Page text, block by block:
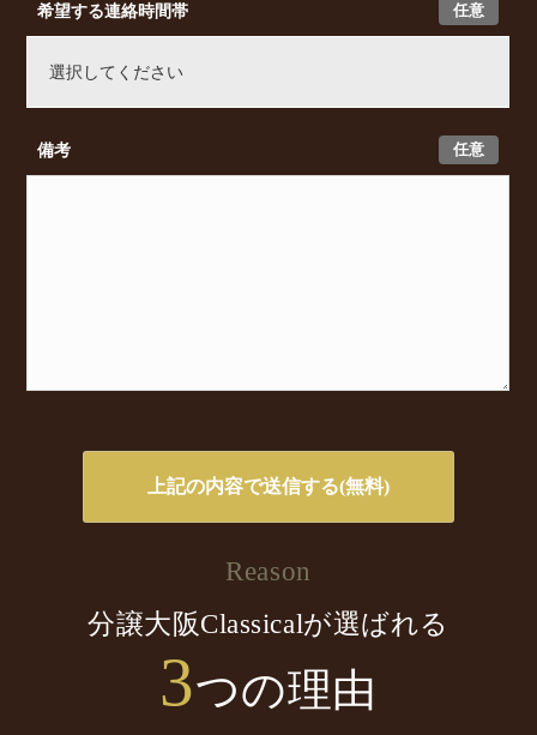
任意
希望する連絡時間帯
任意
備考
Reason
分譲大阪Classicalが選ばれる
3つの理由